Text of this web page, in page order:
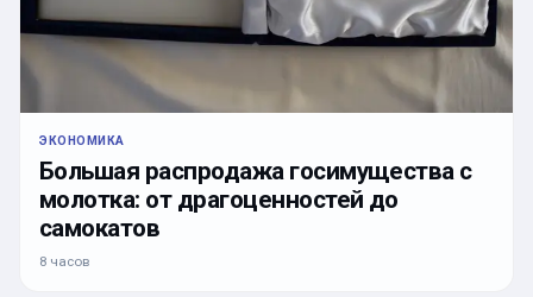
ЭКОНОМИКА
Большая распродажа госимущества с
молотка: от драгоценностей до
самокатов
8 часов